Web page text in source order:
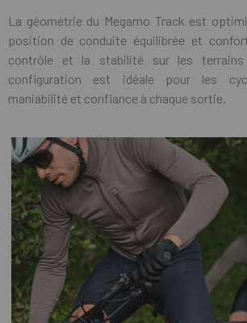
La géométrie du Megamo Track est
position de conduite équilibrée et
contrôle et la stabilité sur les terrains
configuration est idéale pour les
maniabilité et confiance à chaque sortie.